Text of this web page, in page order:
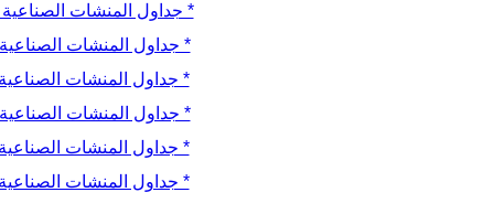
* جداول المنشات الصناعية
* جداول المنشات الصناعية
* جداول المنشات الصناعية
* جداول المنشات الصناعية
* جداول المنشات الصناعية
* جداول المنشات الصناعية